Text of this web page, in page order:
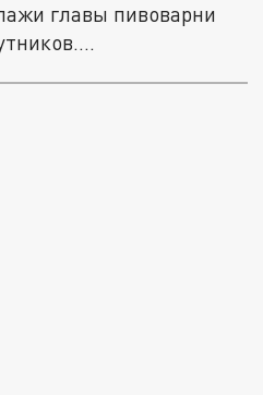
главы пивоварни